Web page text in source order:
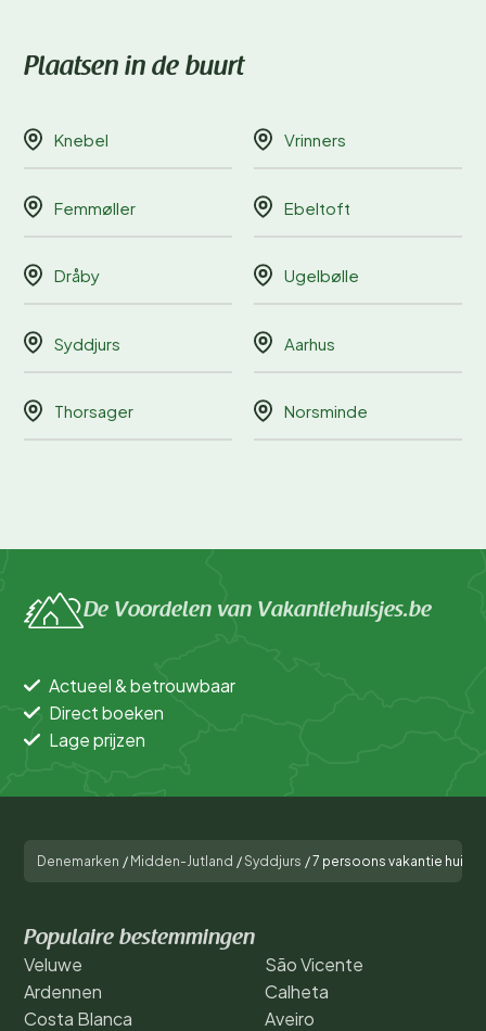
Plaatsen in de buurt
Knebel Vrinners
Femmøller Ebeltoft
Dråby Ugelbølle
Syddjurs Aarhus
Thorsager Norsminde
De Voordelen van Vakantiehuisjes.be
Actueel & betrouwbaar
Direct boeken
Lage prijzen
Denemarken / Midden-Jutland /Syddjurs /7 persoons vakantie huis
Populaire bestemmingen
Veluwe
Ardennen
Costa Blanca
São Vicente
Calheta
Aveiro